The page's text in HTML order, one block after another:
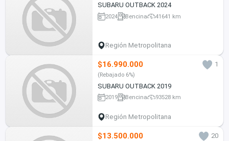
SUBARU OUTBACK 2024
2024 Bencina 41641 km
Región Metropolitana
$16.990.000 1
(Rebajado 6%)
SUBARU OUTBACK 2019
2019 Bencina 93528 km
Región Metropolitana
$13.500.000
20